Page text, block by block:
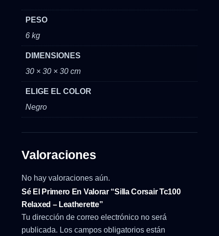
PESO
6 kg
DIMENSIONES
30 × 30 × 30 cm
ELIGE EL COLOR
Negro
Valoraciones
No hay valoraciones aún.
Sé El Primero En Valorar “Silla Corsair Tc100
Relaxed – Leatherette”
Tu dirección de correo electrónico no será
publicada. Los campos obligatorios están